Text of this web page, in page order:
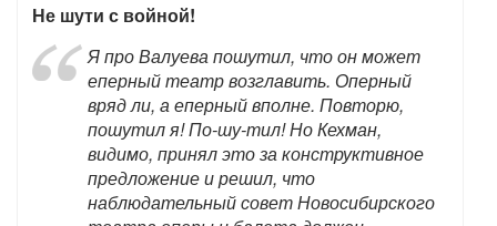
Не шути с войной!
Я про Валуева пошутил, что он может
еперный театр возглавить. Оперный
вряд ли, а еперный вполне. Повторю,
пошутил я! По-шу-тил! Но Кехман,
видимо, принял это за конструктивное
предложение и решил, что
наблюдательный совет Новосибирского